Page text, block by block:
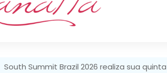
South Summit Brazil 2026 realiza sua